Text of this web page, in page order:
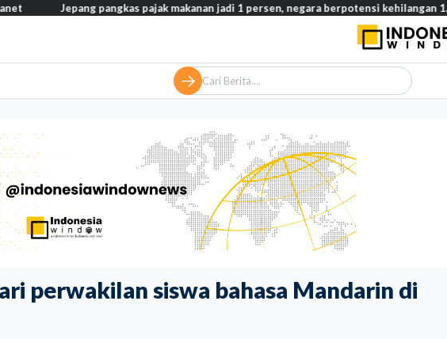
perwakilan siswa bahasa Mandarin di
Jepang pangkas pajak makanan jadi 1 persen, negara berpotensi kehilangan 1.130 triliun